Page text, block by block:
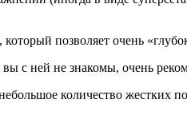
позволяет очень
с ней не знакомы, очень
количество